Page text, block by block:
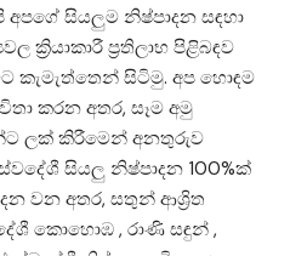
සියලුම නිෂ්පාදන සඳහා
ක්‍රියාකාරී ප්‍රතිලාභ පිළිබඳව
කැමැත්තෙන් සිටිමු. අප හොඳම
කරන අතර, සෑම අමු
ලක් කිරීමෙන් අනතුරුව
සියලු නිෂ්පාදන 100%ක්
වන අතර, සතුන් ආශ්‍රිත
කොහොඹ , රාණි සඳුන් ,